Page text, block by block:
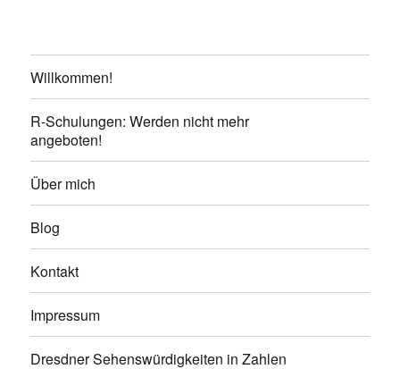
Willkommen!
R-Schulungen: Werden nicht mehr
angeboten!
Über mich
Blog
Kontakt
Impressum
Dresdner Sehenswürdigkeiten in Zahlen